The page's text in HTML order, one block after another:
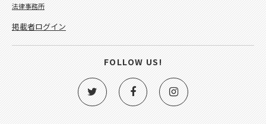
法律事務所
掲載者ログイン
FOLLOW US!